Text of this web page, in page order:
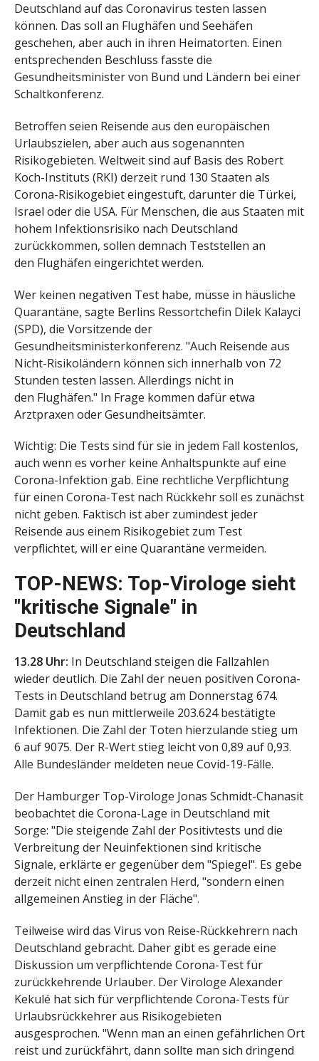
Deutschland auf das Coronavirus testen lassen
können. Das soll an Flughäfen und Seehäfen
geschehen, aber auch in ihren Heimatorten. Einen
entsprechenden Beschluss fasste die
Gesundheitsminister von Bund und Ländern bei einer
Schaltkonferenz.
Betroffen seien Reisende aus den europäischen
Urlaubszielen, aber auch aus sogenannten
Risikogebieten. Weltweit sind auf Basis des Robert
Koch-Instituts (RKI) derzeit rund 130 Staaten als
Corona-Risikogebiet eingestuft, darunter die Türkei,
Israel oder die USA. Für Menschen, die aus Staaten mit
hohem Infektionsrisiko nach Deutschland
zurückkommen, sollen demnach Teststellen an
den Flughäfen eingerichtet werden.
Wer keinen negativen Test habe, müsse in häusliche
Quarantäne, sagte Berlins Ressortchefin Dilek Kalayci
(SPD), die Vorsitzende der
Gesundheitsministerkonferenz. "Auch Reisende aus
Nicht-Risikoländern können sich innerhalb von 72
Stunden testen lassen. Allerdings nicht in
den Flughäfen." In Frage kommen dafür etwa
Arztpraxen oder Gesundheitsämter.
Wichtig: Die Tests sind für sie in jedem Fall kostenlos,
auch wenn es vorher keine Anhaltspunkte auf eine
Corona-Infektion gab. Eine rechtliche Verpflichtung
für einen Corona-Test nach Rückkehr soll es zunächst
nicht geben. Faktisch ist aber zumindest jeder
Reisende aus einem Risikogebiet zum Test
verpflichtet, will er eine Quarantäne vermeiden.
TOP-NEWS: Top-Virologe sieht
"kritische Signale" in
Deutschland
13.28 Uhr: In Deutschland steigen die Fallzahlen
wieder deutlich. Die Zahl der neuen positiven Corona-
Tests in Deutschland betrug am Donnerstag 674.
Damit gab es nun mittlerweile 203.624 bestätigte
Infektionen. Die Zahl der Toten hierzulande stieg um
6 auf 9075. Der R-Wert stieg leicht von 0,89 auf 0,93.
Alle Bundesländer meldeten neue Covid-19-Fälle.
Der Hamburger Top-Virologe Jonas Schmidt-Chanasit
beobachtet die Corona-Lage in Deutschland mit
Sorge: "Die steigende Zahl der Positivtests und die
Verbreitung der Neuinfektionen sind kritische
Signale, erklärte er gegenüber dem "Spiegel". Es gebe
derzeit nicht einen zentralen Herd, "sondern einen
allgemeinen Anstieg in der Fläche".
Teilweise wird das Virus von Reise-Rückkehrern nach
Deutschland gebracht. Daher gibt es gerade eine
Diskussion um verpflichtende Corona-Test für
zurückkehrende Urlauber. Der Virologe Alexander
Kekulé hat sich für verpflichtende Corona-Tests für
Urlaubsrückkehrer aus Risikogebieten
ausgesprochen. "Wenn man an einen gefährlichen Ort
reist und zurückfährt, dann sollte man sich dringend